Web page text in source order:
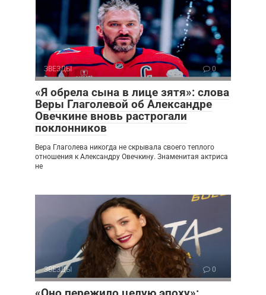
ЗВЕЗДЫ 0
«Я обрела сына в лице зятя»: слова
Веры Глаголевой об Александре
Овечкине вновь растрогали
поклонников
Вера Глаголева никогда не скрывала своего теплого
отношения к Александру Овечкину. Знаменитая актриса
не
ЗВЕЗДЫ 0